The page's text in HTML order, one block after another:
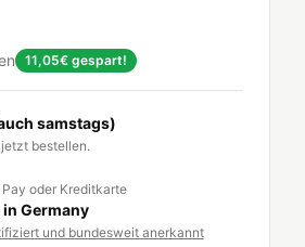
11,05€ gespart!
samstags)
bestellen.
oder Kreditkarte
Germany
und bundesweit anerkannt